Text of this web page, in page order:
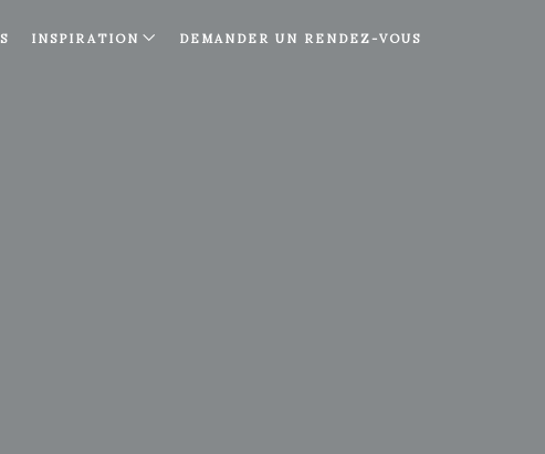
INSPIRATION DEMANDER UN RENDEZ-VOUS